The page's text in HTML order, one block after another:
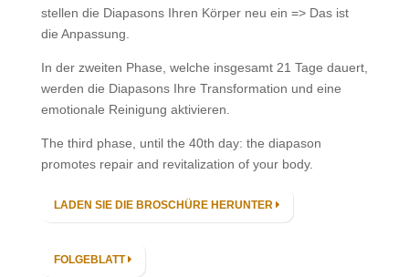
stellen die Diapasons Ihren Körper neu ein => Das ist
die Anpassung.
In der zweiten Phase, welche insgesamt 21 Tage dauert,
werden die Diapasons Ihre Transformation und eine
emotionale Reinigung aktivieren.
The third phase, until the 40th day: the diapason
promotes repair and revitalization of your body.
LADEN SIE DIE BROSCHÜRE HERUNTER
FOLGEBLATT